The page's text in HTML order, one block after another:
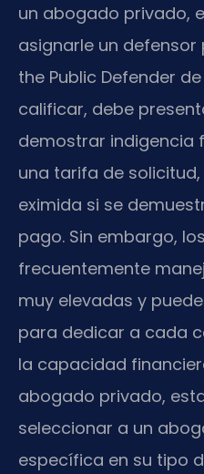
un abogado privado,
asignarle un
the Public Defender
calificar, debe
demostrar indigencia
una tarifa de
eximida si se
pago. Sin embargo,
frecuentemente
muy elevadas y
para dedicar a cada
la capacidad
abogado privado,
seleccionar a un
específica en su tipo